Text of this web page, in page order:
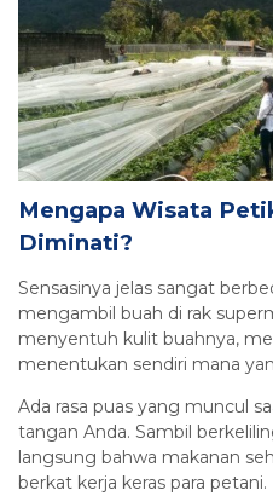
Mengapa Wisata
Diminati?
Sensasinya jelas sangat
mengambil buah di rak
menyentuh kulit buahnya,
menentukan sendiri mana
Ada rasa puas yang muncul
tangan Anda. Sambil
langsung bahwa makanan
berkat kerja keras para